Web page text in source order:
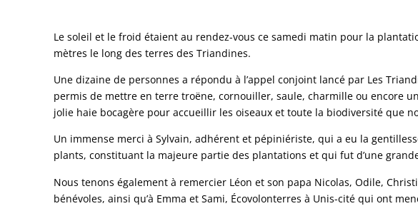
Le soleil et le froid étaient au rendez-vous ce samedi matin pour la
mètres le long des terres des Triandines.
Une dizaine de personnes a répondu à l’appel conjoint lancé par Les
permis de mettre en terre troëne, cornouiller, saule, charmille ou encore
jolie haie bocagère pour accueillir les oiseaux et toute la biodiversité que
Un immense merci à Sylvain, adhérent et pépiniériste, qui a eu la
plants, constituant la majeure partie des plantations et qui fut d’une
Nous tenons également à remercier Léon et son papa Nicolas, Odile,
bénévoles, ainsi qu’à Emma et Sami, Écovolonterres à Unis-cité qui ont